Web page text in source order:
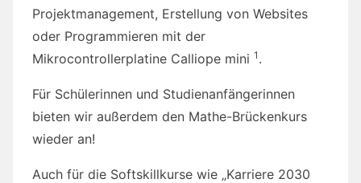
Projektmanagement, Erstellung von Websites
oder Programmieren mit der
Mikrocontrollerplatine Calliope mini 1 .
Für Schülerinnen und Studienanfängerinnen
bieten wir außerdem den Mathe-Brückenkurs
wieder an!
Auch für die Softskillkurse wie „Karriere 2030